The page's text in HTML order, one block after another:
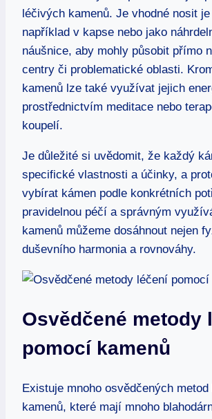
léčivých kamenů. Je vhodné nosit
například v kapse nebo jako
náušnice, aby mohly působit přímo
centry či problematické oblasti.
kamenů lze také využívat jejich
prostřednictvím meditace nebo
koupelí.
Je důležité si uvědomit, že každý
specifické vlastnosti a účinky, a
vybírat kámen podle konkrétních
pravidelnou péčí a správným
kamenů můžeme dosáhnout nejen
duševního harmonia a rovnováhy.
Osvědčené metody
pomocí kamenů
Existuje mnoho osvědčených
kamenů, které mají mnoho